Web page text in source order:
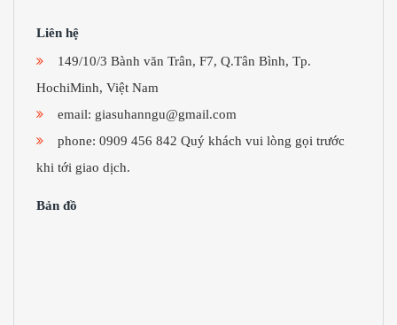
Liên hệ
149/10/3 Bành văn Trân, F7, Q.Tân Bình, Tp.
HochiMinh, Việt Nam
email: giasuhanngu@gmail.com
phone: 0909 456 842 Quý khách vui lòng gọi trước
khi tới giao dịch.
Bản đồ